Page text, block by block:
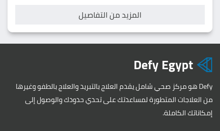
المزيد من التفاصيل
Defy Egypt
Defy هو مركز صحي شامل يقدم العلاج بالتبريد والعلاج بالطفو وغيرها
من العلاجات المتطورة لمساعدتك على تحدي حدودك والوصول إلى
إمكاناتك الكاملة.